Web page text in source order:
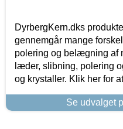
DyrbergKern.dks
gennemgår mange
polering og belægning af
læder, slibning, polering
og krystaller. Klik her for
Se udvalget